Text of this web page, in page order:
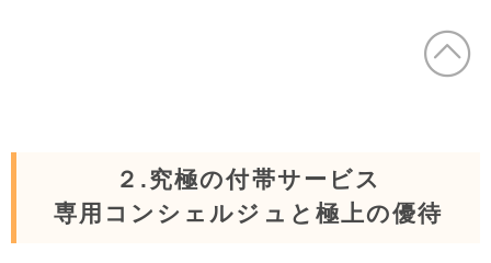
２.究極の付帯サービス
専用コンシェルジュと極上の優待